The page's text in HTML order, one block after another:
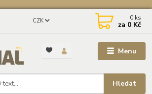
Menu
CZK
Hledat
0 ks
za 0 Kč